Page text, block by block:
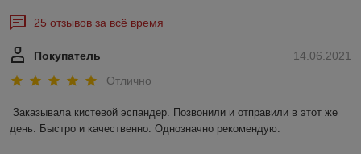
25 отзывов за всё время
14.06.2021
Покупатель
Отлично
Заказывала кистевой эспандер. Позвонили и отправили в этот же
день. Быстро и качественно. Однозначно рекомендую.